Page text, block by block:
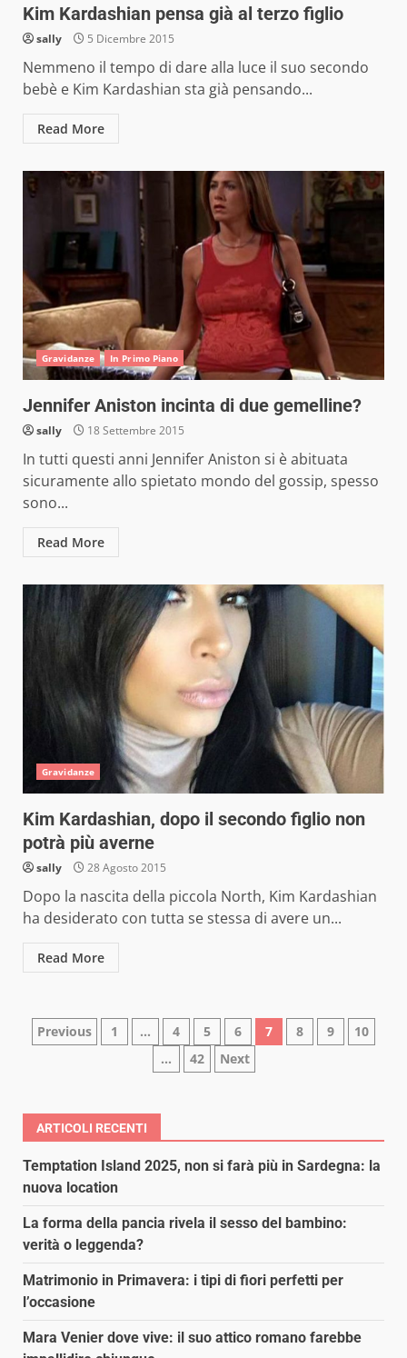
Kim Kardashian pensa già al terzo figlio
sally 5 Dicembre 2015
Nemmeno il tempo di dare alla luce il suo secondo
bebè e Kim Kardashian sta già pensando...
Read More
Gravidanze In Primo Piano
Jennifer Aniston incinta di due gemelline?
sally 18 Settembre 2015
In tutti questi anni Jennifer Aniston si è abituata
sicuramente allo spietato mondo del gossip, spesso
sono...
Read More
Gravidanze
Kim Kardashian, dopo il secondo figlio non
potrà più averne
sally 28 Agosto 2015
Dopo la nascita della piccola North, Kim Kardashian
ha desiderato con tutta se stessa di avere un...
Read More
Paginazione
articoli
Previous 1 … 4 5 6 7 8 9
10
…
42 Next
ARTICOLI RECENTI
Temptation Island 2025, non si farà più in Sardegna: la
nuova location
La forma della pancia rivela il sesso del bambino:
verità o leggenda?
Matrimonio in Primavera: i tipi di fiori perfetti per
l’occasione
Mara Venier dove vive: il suo attico romano farebbe